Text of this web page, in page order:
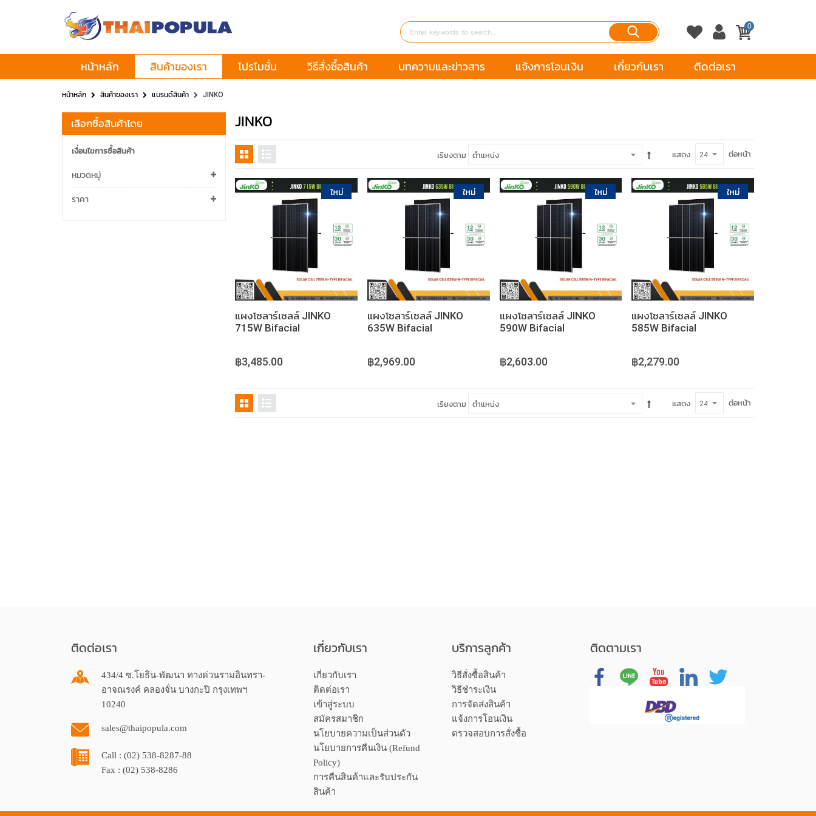
0
หน้าหลัก สินค้าของเรา โปรโมชั่น แจ้งการโอนเงิน เกี่ยวกับเรา ติดต่อเรา
วิธีสั่งซื้อสินค้า บทความและข่าวสาร
หน้าหลัก สินค้าของเรา แบรนด์สินค้า JINKO
JINKO
เรียงตาม แสดง ต่อหน้า
แผงโซลาร์เซลล์ JINKO
715W Bifacial
฿3,485.00
แผงโซลาร์เซลล์ JINKO
635W Bifacial
฿2,969.00
แผงโซลาร์เซลล์ JINKO
590W Bifacial
฿2,603.00
แผงโซลาร์เซลล์ JINKO
585W Bifacial
฿2,279.00
เรียงตาม แสดง ต่อหน้า
เลือกซื้อสินค้าโดย
เงื่อนไขการซื้อสินค้า
หมวดหมู่
ราคา
ติดต่อเรา
434/4 ซ.โยธิน-พัฒนา ทางด่วนรามอินทรา-
อาจณรงค์ คลองจั่น บางกะปิ กรุงเทพฯ
10240
sales@thaipopula.com
Call : (02) 538-8287-88
Fax : (02) 538-8286
เกี่ยวกับเรา
เกี่ยวกับเรา
ติดต่อเรา
เข้าสู่ระบบ
สมัครสมาชิก
นโยบายความเป็นส่วนตัว
นโยบายการคืนเงิน (Refund
Policy)
การคืนสินค้าและรับประกัน
สินค้า
บริการลูกค้า
วิธีสั่งซื้อสินค้า
วิธีชำระเงิน
การจัดส่งสินค้า
แจ้งการโอนเงิน
ตรวจสอบการสั่งซื้อ
ติดตามเรา